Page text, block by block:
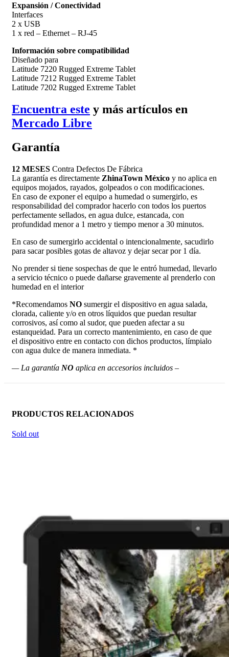
Expansión / Conectividad
Interfaces
2 x USB
1 x red – Ethernet – RJ-45
Información sobre compatibilidad
Diseñado para
Latitude 7220 Rugged Extreme Tablet
Latitude 7212 Rugged Extreme Tablet
Latitude 7202 Rugged Extreme Tablet
Encuentra este y más artículos en
Mercado Libre
Garantía
12 MESES Contra Defectos De Fábrica
La garantía es directamente ZhinaTown México y no aplica en
equipos mojados, rayados, golpeados o con modificaciones.
En caso de exponer el equipo a humedad o sumergirlo, es
responsabilidad del comprador hacerlo con todos los puertos
perfectamente sellados, en agua dulce, estancada, con
profundidad menor a 1 metro y tiempo menor a 30 minutos.
En caso de sumergirlo accidental o intencionalmente, sacudirlo
para sacar posibles gotas de altavoz y dejar secar por 1 día.
No prender si tiene sospechas de que le entró humedad, llevarlo
a servicio técnico o puede dañarse gravemente al prenderlo con
humedad en el interior
*Recomendamos NO sumergir el dispositivo en agua salada,
clorada, caliente y/o en otros líquidos que puedan resultar
corrosivos, así como al sudor, que pueden afectar a su
estanqueidad. Para un correcto mantenimiento, en caso de que
el dispositivo entre en contacto con dichos productos, límpialo
con agua dulce de manera inmediata. *
— La garantía NO aplica en accesorios incluidos –
PRODUCTOS RELACIONADOS
Sold out